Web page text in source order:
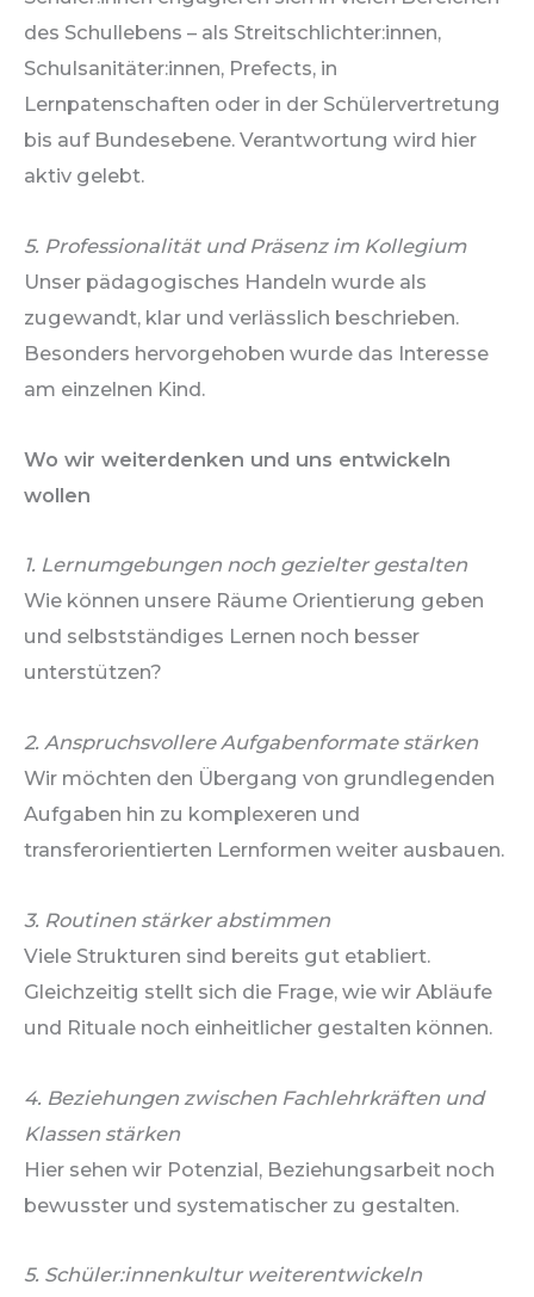
des Schullebens – als Streitschlichter:innen,
Schulsanitäter:innen, Prefects, in
Lernpatenschaften oder in der Schülervertretung
bis auf Bundesebene. Verantwortung wird hier
aktiv gelebt.
5. Professionalität und Präsenz im Kollegium
Unser pädagogisches Handeln wurde als
zugewandt, klar und verlässlich beschrieben.
Besonders hervorgehoben wurde das Interesse
am einzelnen Kind.
Wo wir weiterdenken und uns entwickeln
wollen
1. Lernumgebungen noch gezielter gestalten
Wie können unsere Räume Orientierung geben
und selbstständiges Lernen noch besser
unterstützen?
2. Anspruchsvollere Aufgabenformate stärken
Wir möchten den Übergang von grundlegenden
Aufgaben hin zu komplexeren und
transferorientierten Lernformen weiter ausbauen.
3. Routinen stärker abstimmen
Viele Strukturen sind bereits gut etabliert.
Gleichzeitig stellt sich die Frage, wie wir Abläufe
und Rituale noch einheitlicher gestalten können.
4. Beziehungen zwischen Fachlehrkräften und
Klassen stärken
Hier sehen wir Potenzial, Beziehungsarbeit noch
bewusster und systematischer zu gestalten.
5. Schüler:innenkultur weiterentwickeln